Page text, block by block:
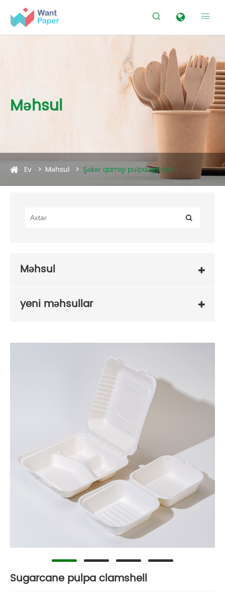
 
Məhsul
Ev Məhsul Şəkər qamışı pulpa qabları
Məhsul
yeni məhsullar
Sugarcane pulpa clamshell